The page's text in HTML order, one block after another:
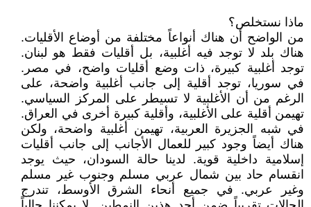
ماذا نستخلص؟
من الواضح أن هناك أنواعاً مختلفة من أوضاع الأقليات.
هناك بلد لا توجد فيه أغلبية، بل أقليات فقط هو لبنان.
توجد أغلبية كبيرة، ذات وضع أقليات واضح، في مصر.
في سوريا، توجد أقلية إلى جانب أغلبية واضحة، على
الرغم من أن الأغلبية لا تسيطر على المركز السياسي.
تهيمن أقلية على الأغلبية، وأقلية كبيرة أخرى في العراق.
في شبه الجزيرة العربية، تهيمن أغلبية واضحة، ولكن
هناك أيضاً وجود كبير للعمال الأجانب إلى جانب أقليات
إسلامية داخلية قوية. لدينا حالة السودان، حيث يوجد
انقسام حاد بين شمال عربي مسلم وجنوب غير مسلم
وغير عربي. في جميع أنحاء الشرق الأوسط، تندرج